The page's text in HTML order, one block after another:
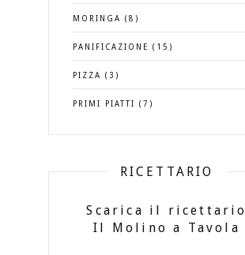
MORINGA (8)
PANIFICAZIONE (15)
PIZZA (3)
PRIMI PIATTI (7)
RICETTARIO
Scarica il ricettario
Il Molino a Tavola